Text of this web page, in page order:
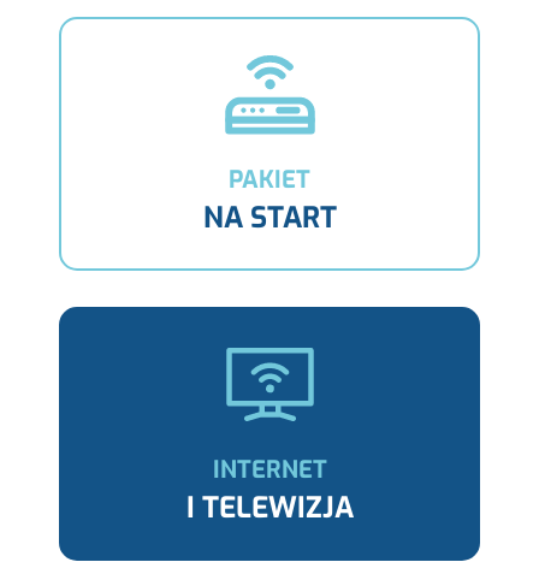
PAKIET
NA START
INTERNET
I TELEWIZJA